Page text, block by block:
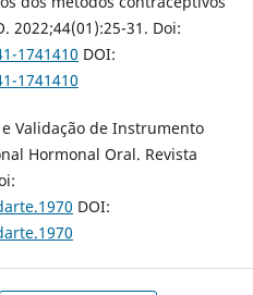
2022;44(01):25-31. Doi:
1741410 DOI:
1741410
Validação de Instrumento
Hormonal Oral. Revista
DOI: